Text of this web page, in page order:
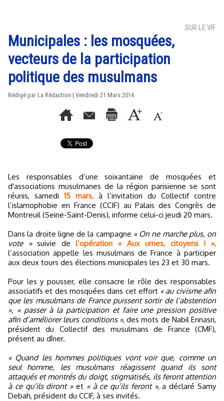
SUR LE VIF
Municipales : les mosquées,
vecteurs de la participation
politique des musulmans
Rédigé par La Rédaction | Vendredi 21 Mars 2014
Les responsables d’une soixantaine de mosquées et
d'associations musulmanes de la région parisienne se sont
réunis, samedi 15 mars, à l’invitation du Collectif contre
l’islamophobie en France (CCIF) au Palais des Congrès de
Montreuil (Seine-Saint-Denis), informe celui-ci jeudi 20 mars.
Dans la droite ligne de la campagne « On ne marche plus, on
vote »suivie del’opération « Aux urnes, citoyens ! »,
l’association appelle les musulmans de France à participer
aux deux tours des élections municipales les 23 et 30 mars.
Pour les y pousser, elle consacre le rôle des responsables
associatifs et des mosquées dans cet effort « au civisme afin
que les musulmans de France puissent sortir de l’abstention
», « passer à la participation et faire une pression positive
afin d’améliorer leurs conditions », des mots de Nabil Ennasri,
président du Collectif des musulmans de France (CMF),
présent au dîner.
« Quand les hommes politiques vont voir que, comme un
seul homme, les musulmans réagissent quand ils sont
attaqués et montrés du doigt, stigmatisés, ils feront attention
à ce qu’ils diront »et « à ce qu’ils feront », a déclaré Samy
Debah, président du CCIF, à ses invités.